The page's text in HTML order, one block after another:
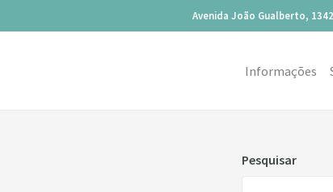
Avenida João Gualberto,
Informações
Pesquisar